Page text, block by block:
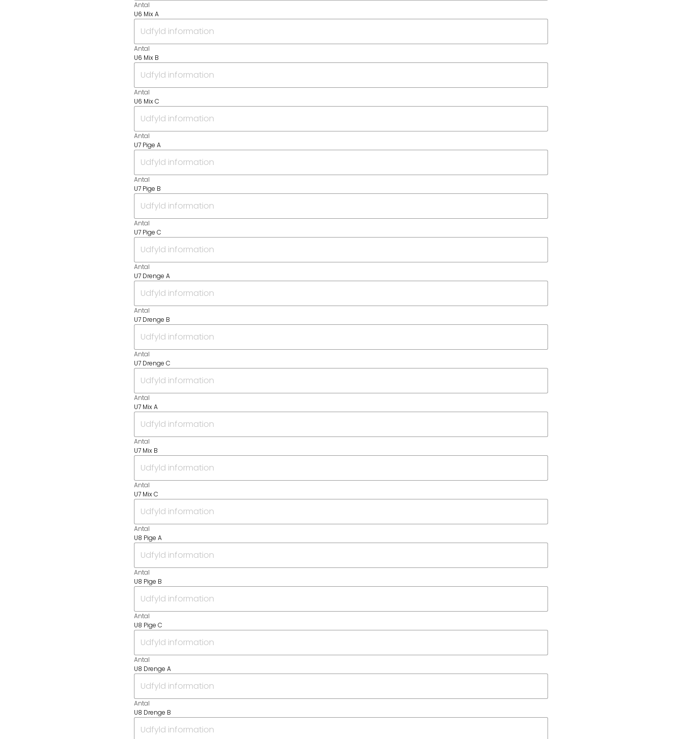
Antal
U6 Mix A
Antal
U6 Mix B
Antal
U6 Mix C
Antal
U7 Pige A
Antal
U7 Pige B
Antal
U7 Pige C
Antal
U7 Drenge A
Antal
U7 Drenge B
Antal
U7 Drenge C
Antal
U7 Mix A
Antal
U7 Mix B
Antal
U7 Mix C
Antal
U8 Pige A
Antal
U8 Pige B
Antal
U8 Pige C
Antal
U8 Drenge A
Antal
U8 Drenge B